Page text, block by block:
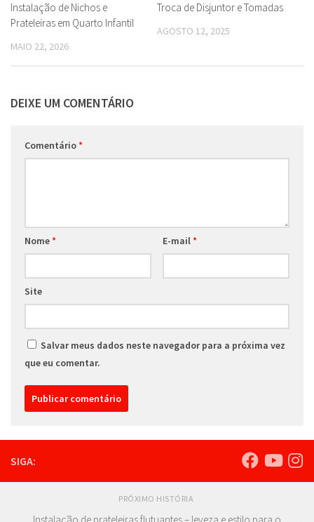
Instalação de Nichos e
Prateleiras em Quarto Infantil
MAIO 22, 2026
Troca de Disjuntor e Tomadas
AGOSTO 12, 2025
DEIXE UM COMENTÁRIO
Comentário*
Nome* E-mail *
Site
Salvar meus dados neste navegador para a próxima vez
que eu comentar.
SIGA:
PRÓXIMO HISTÓRIA